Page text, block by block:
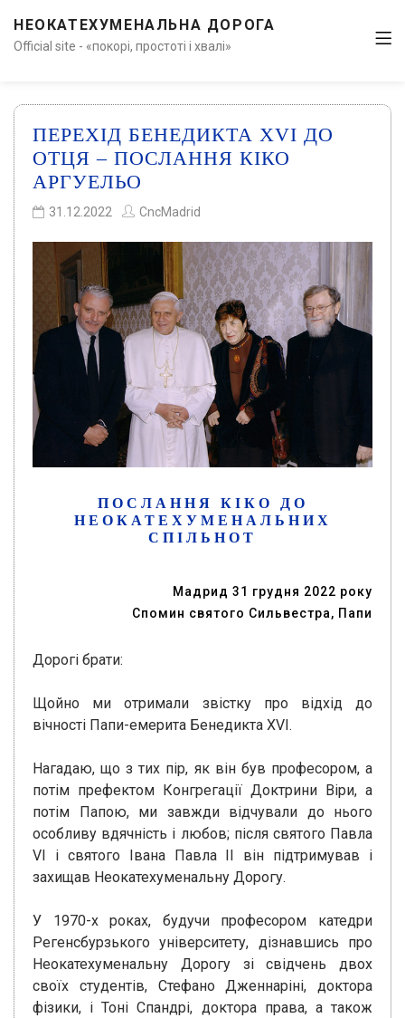
НЕОКАТЕХУМЕНАЛЬНА ДОРОГА
Official site - «покорі, простоті і хвалі»
ПЕРЕХІД БЕНЕДИКТА XVI ДО
ОТЦЯ – ПОСЛАННЯ КІКО
АРГУЕЛЬО
31.12.2022 CncMadrid
ПОСЛАННЯ КІКО ДО
НЕОКАТЕХУМЕНАЛЬНИХ
СПІЛЬНОТ
Мадрид 31 грудня 2022 року
Спомин святого Сильвестра, Папи
Дорогі брати:
Щойно ми отримали звістку про відхід до
вічності Папи-емерита Бенедикта XVI.
Нагадаю, що з тих пір, як він був професором, а
потім префектом Конгрегації Доктрини Віри, а
потім Папою, ми завжди відчували до нього
особливу вдячність і любов; після святого Павла
VI і святого Івана Павла II він підтримував і
захищав Неокатехуменальну Дорогу.
У 1970-х роках, будучи професором катедри
Регенсбурзького університету, дізнавшись про
Неокатехуменальну Дорогу зі свідчень двох
своїх студентів, Стефано Дженнаріні, доктора
фізики, і Тоні Спандрі, доктора права, а також